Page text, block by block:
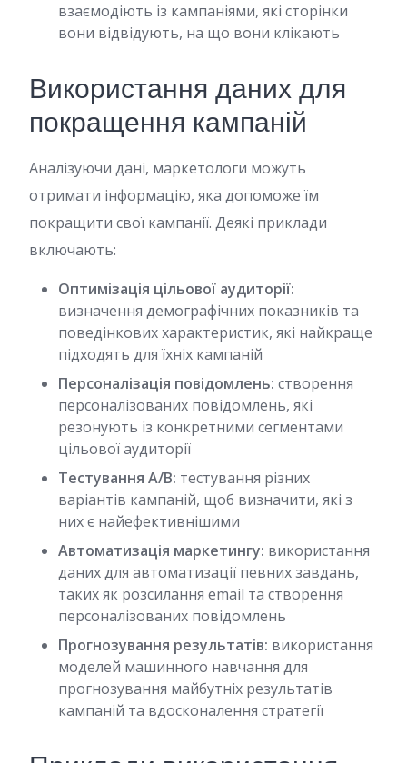
взаємодіють із кампаніями, які сторінки
вони відвідують, на що вони клікають
Використання даних для
покращення кампаній
Аналізуючи дані, маркетологи можуть
отримати інформацію, яка допоможе їм
покращити свої кампанії. Деякі приклади
включають:
Оптимізація цільової аудиторії:
визначення демографічних показників та
поведінкових характеристик, які найкраще
підходять для їхніх кампаній
Персоналізація повідомлень: створення
персоналізованих повідомлень, які
резонують із конкретними сегментами
цільової аудиторії
Тестування A/B: тестування різних
варіантів кампаній, щоб визначити, які з
них є найефективнішими
Автоматизація маркетингу: використання
даних для автоматизації певних завдань,
таких як розсилання email та створення
персоналізованих повідомлень
Прогнозування результатів: використання
моделей машинного навчання для
прогнозування майбутніх результатів
кампаній та вдосконалення стратегії